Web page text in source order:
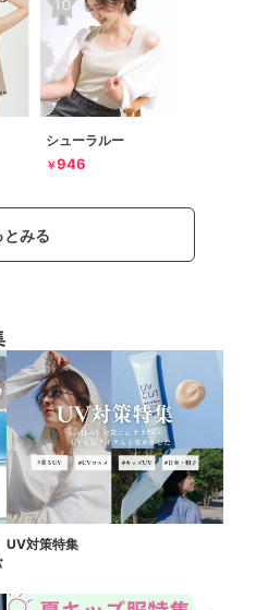
シューラルー
￥946
とみる
UV対策特集